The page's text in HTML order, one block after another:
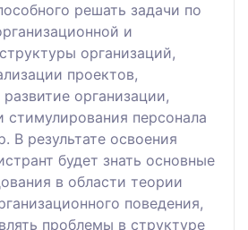
решать задачи по
и
организаций,
проектов,
организации,
стимулирования персонала
В результате освоения
будет знать основные
в области теории
поведения,
проблемы в структуре